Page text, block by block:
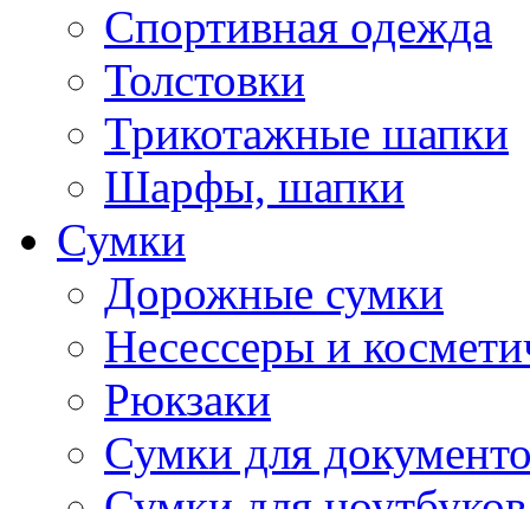
Спортивная одежда
Толстовки
Трикотажные шапки
Шарфы, шапки
Сумки
Дорожные сумки
Несессеры и
Рюкзаки
Сумки для